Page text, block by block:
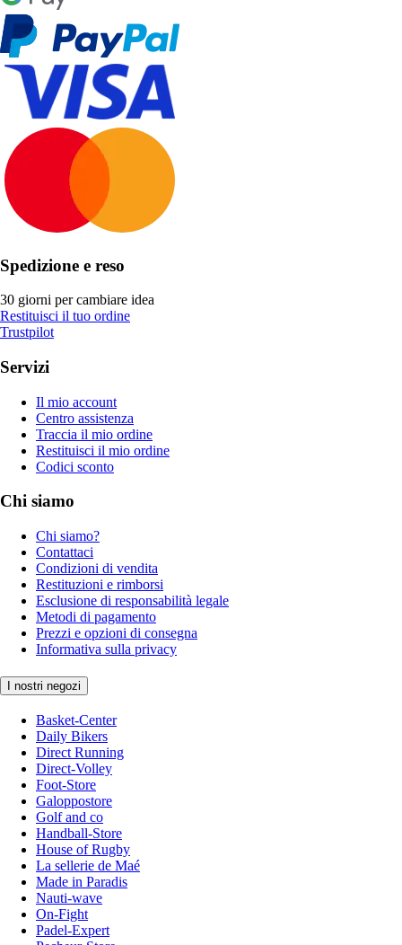
Spedizione e reso
30 giorni per cambiare idea
Restituisci il tuo ordine
Trustpilot
Servizi
Il mio account
Centro assistenza
Traccia il mio ordine
Restituisci il mio ordine
Codici sconto
Chi siamo
Chi siamo?
Contattaci
Condizioni di vendita
Restituzioni e rimborsi
Esclusione di responsabilità legale
Metodi di pagamento
Prezzi e opzioni di consegna
Informativa sulla privacy
I nostri negozi
Basket-Center
Daily Bikers
Direct Running
Direct-Volley
Foot-Store
Galoppostore
Golf and co
Handball-Store
House of Rugby
La sellerie de Maé
Made in Paradis
Nauti-wave
On-Fight
Padel-Expert